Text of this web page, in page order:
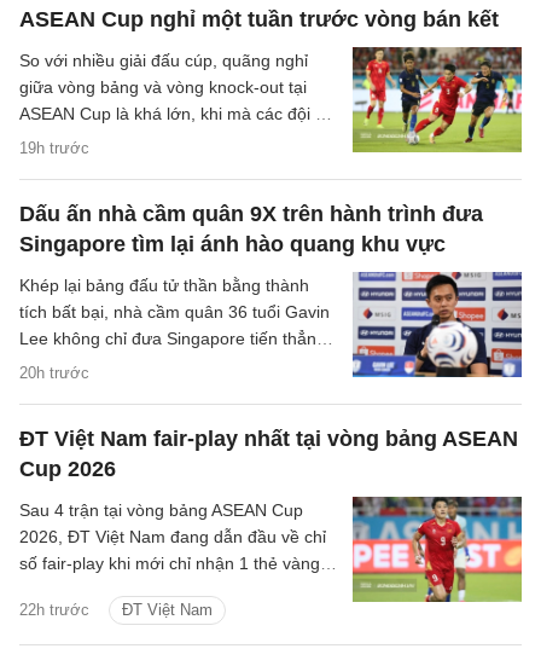
ASEAN Cup nghỉ một tuần trước vòng bán kết
19h trước
So với nhiều giải đấu cúp, quãng nghỉ
giữa vòng bảng và vòng knock-out tại
ASEAN Cup là khá lớn, khi mà các đội sẽ
có quãng nghỉ lên tới một tuần cho các
Dấu ấn nhà cầm quân 9X trên hành trình đưa
Singapore tìm lại ánh hào quang khu vực
20h trước
Khép lại bảng đấu tử thần bằng thành
tích bất bại, nhà cầm quân 36 tuổi Gavin
Lee không chỉ đưa Singapore tiến thẳng
vào bán kết ASEAN Cup 2026, mà còn
nhất khu vực.
ĐT Việt Nam fair-play nhất tại vòng bảng ASEAN
Cup 2026
22h trước ĐT Việt Nam
Sau 4 trận tại vòng bảng ASEAN Cup
2026, ĐT Việt Nam đang dẫn đầu về chỉ
số fair-play khi mới chỉ nhận 1 thẻ vàng